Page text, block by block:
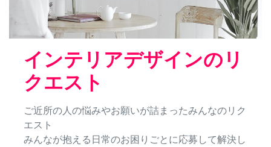
インテリアデザインのリ
クエスト
ご近所の人の悩みやお願いが詰まったみんなのリク
エスト
みんなが抱える日常のお困りごとに応募して解決し